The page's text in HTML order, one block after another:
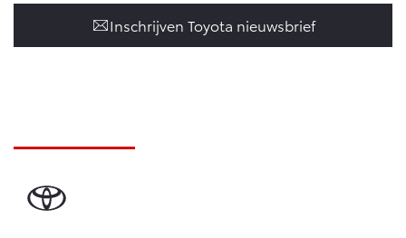
Inschrijven Toyota nieuwsbrief